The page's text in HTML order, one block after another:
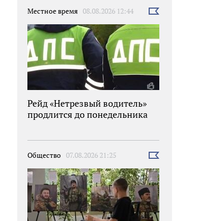
Местное время 08.08.2026 12:44
Выбрать
Рейд «Нетрезвый водитель»
продлится до понедельника
Общество 07.08.2026 21:25
Выбрать